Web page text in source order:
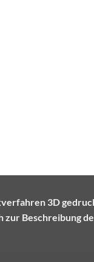
3D
zur Beschreibung